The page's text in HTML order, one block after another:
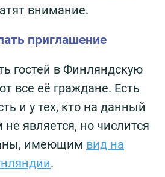
внимание.
приглашение
гостей в Финляндскую
все её граждане. Есть
и у тех, кто на данный
является, но числится
имеющим вид на
.